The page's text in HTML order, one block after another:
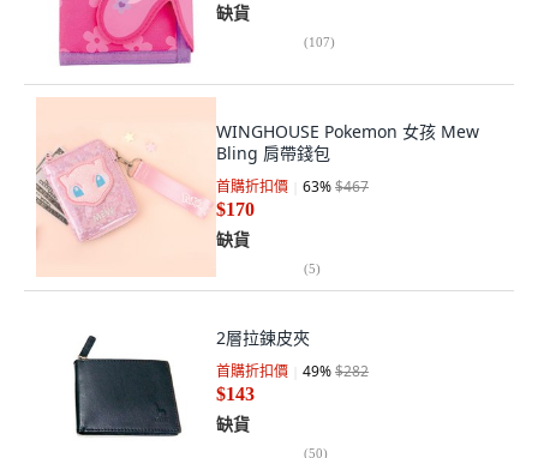
缺貨
(107)
WINGHOUSE Pokemon 女孩 Mew
Bling 肩帶錢包
首購折扣價 63%$467
$170
缺貨
(5)
2層拉鍊皮夾
首購折扣價 49%$282
$143
缺貨
(50)